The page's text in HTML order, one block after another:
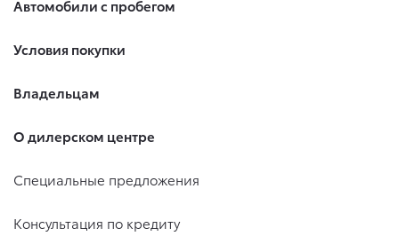
Автомобили с пробегом
Условия покупки
Владельцам
О дилерском центре
Специальные предложения
Консультация по кредиту